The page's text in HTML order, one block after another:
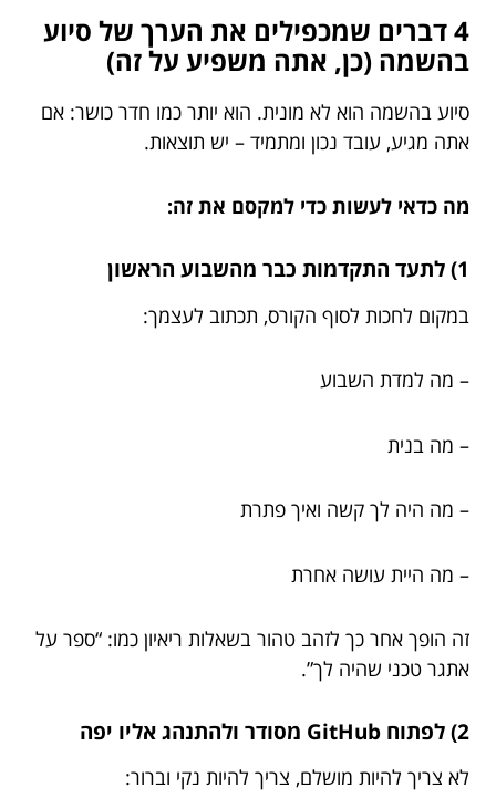
4 דברים שמכפילים את הערך של סיוע
בהשמה (כן, אתה משפיע על זה)
סיוע בהשמה הוא לא מונית. הוא יותר כמו חדר כושר: אם
אתה מגיע, עובד נכון ומתמיד – יש תוצאות.
מה כדאי לעשות כדי למקסם את זה:
1) לתעד התקדמות כבר מהשבוע הראשון
במקום לחכות לסוף הקורס, תכתוב לעצמך:
– מה למדת השבוע
– מה בנית
– מה היה לך קשה ואיך פתרת
– מה היית עושה אחרת
זה הופך אחר כך לזהב טהור בשאלות ריאיון כמו: “ספר על
אתגר טכני שהיה לך”.
2) לפתוח GitHub מסודר ולהתנהג אליו יפה
לא צריך להיות מושלם, צריך להיות נקי וברור: